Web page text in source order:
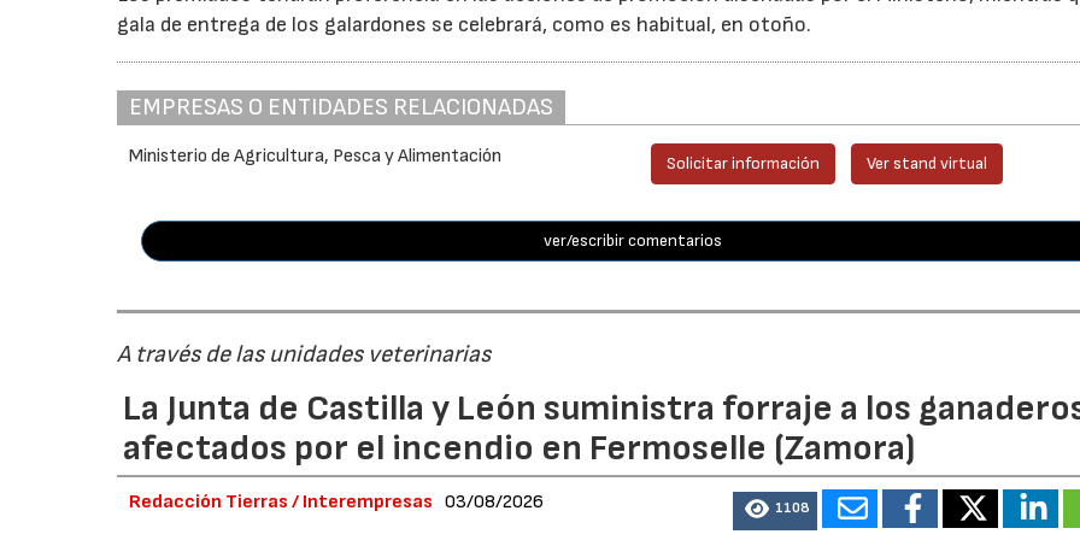
gala de entrega de los galardones se celebrará, como es habitual, en otoño.
EMPRESAS O ENTIDADES RELACIONADAS
Ministerio de Agricultura, Pesca y Alimentación Solicitar información Ver stand virtual
ver/escribir comentarios
A través de las unidades veterinarias
La Junta de Castilla y León suministra forraje a los
afectados por el incendio en Fermoselle (Zamora)
Redacción Tierras / Interempresas 03/08/2026 1108